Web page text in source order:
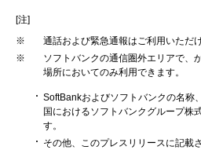
[注]
※
通話および緊急通報はご利用いただ
※
ソフトバンクの通信圏外エリアで、
場所においてのみ利用できます。
SoftBankおよびソフトバンクの名称
国におけるソフトバンクグループ株
す。
その他、このプレスリリースに記載